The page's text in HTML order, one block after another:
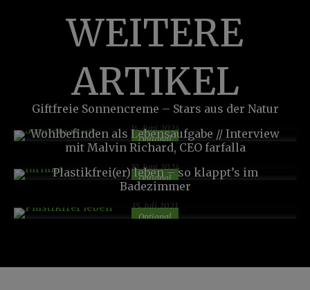
WEITERE
ARTIKEL
Optional
Giftfreie Sonnencreme – Stars aus der Natur
14. Juni 2024
Optional
Wohlbefinden als Lebensaufgabe // Interview
mit Malvin Richard, CEO farfalla
10. Juni 2024
Optional
Plastikfrei(er) leben – so klappt’s im
Badezimmer
15. Juli 2021